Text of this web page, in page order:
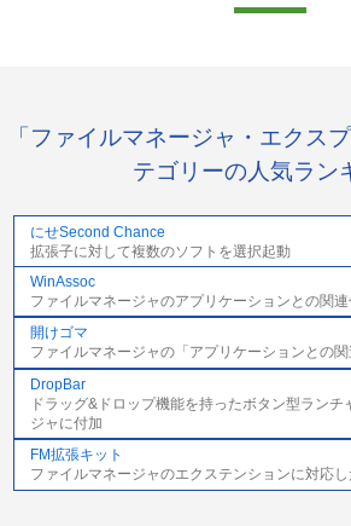
「ファイルマネージャ・エクス
テゴリーの人気ラン
にせSecond Chance
拡張子に対して複数のソフトを選択起動
WinAssoc
ファイルマネージャのアプリケーションとの関
開けゴマ
ファイルマネージャの「アプリケーションとの
DropBar
ドラッグ&ドロップ機能を持ったボタン型ランチ
ジャに付加
FM拡張キット
ファイルマネージャのエクステンションに対応